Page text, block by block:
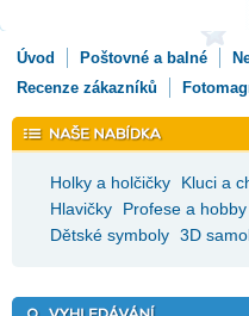
Úvod Poštovné a balné
Recenze zákazníků
Holky a holčičky Kluci a
Hlavičky
Profese a hobby
Dětské symboly 3D